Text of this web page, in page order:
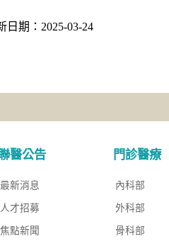
日期：2025-03-24
醫公告
最新消息
人才招募
焦點新聞
門診醫療
內科部
外科部
骨科部